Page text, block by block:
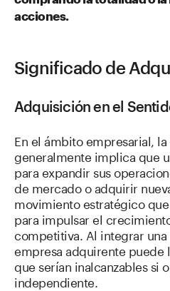
acciones.
Significado de
Adquisición en el
En el ámbito empresarial,
generalmente implica que
para expandir sus
de mercado o adquirir
movimiento estratégico
para impulsar el
competitiva. Al integrar una
empresa adquirente puede
que serían inalcanzables si
independiente.